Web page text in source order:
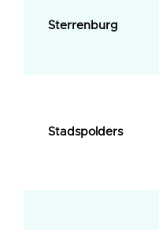
Sterrenburg
Stadspolders